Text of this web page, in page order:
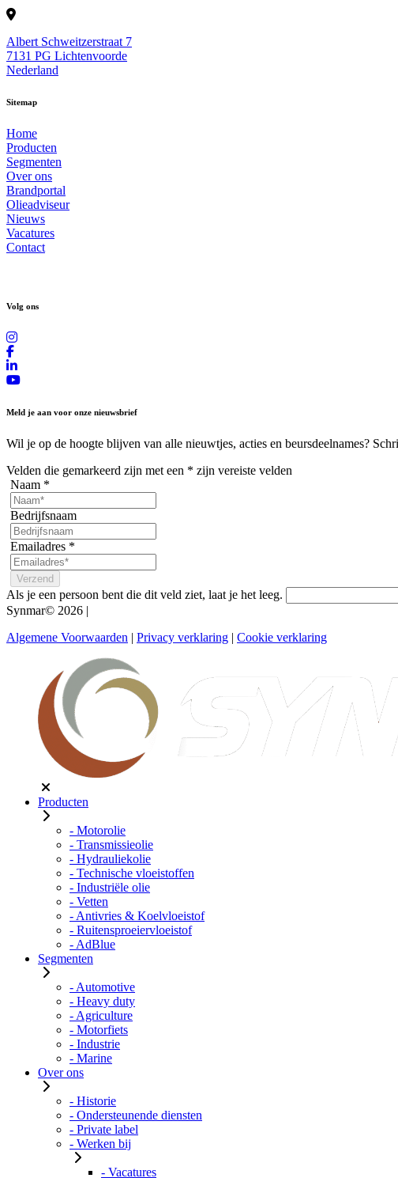
Albert Schweitzerstraat 7
7131 PG Lichtenvoorde
Nederland
Sitemap
Home
Producten
Segmenten
Over ons
Brandportal
Olieadviseur
Nieuws
Vacatures
Contact
Volg ons
Meld je aan voor onze nieuwsbrief
Wil je op de hoogte blijven van alle nieuwtjes, acties en beursdeelnames?
Velden die gemarkeerd zijn met een * zijn vereiste velden
Naam *
Bedrijfsnaam
Emailadres *
Als je een persoon bent die dit veld ziet, laat je het leeg.
Synmar© 2026 |
Algemene Voorwaarden | Privacy verklaring | Cookie verklaring
Producten
- Motorolie
- Transmissieolie
- Hydrauliekolie
- Technische vloeistoffen
- Industriële olie
- Vetten
- Antivries & Koelvloeistof
- Ruitensproeiervloeistof
- AdBlue
Segmenten
- Automotive
- Heavy duty
- Agriculture
- Motorfiets
- Industrie
- Marine
Over ons
- Historie
- Ondersteunende diensten
- Private label
- Werken bij
- Vacatures